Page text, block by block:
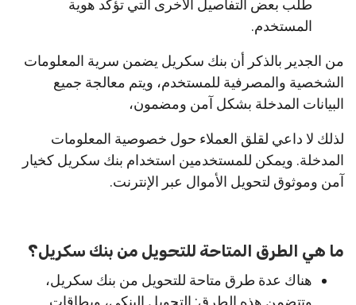
طلب بعض التفاصيل الأخرى التي تؤكد هوية
المستخدم.
من الجدير بالذكر أن بنك سكريل يضمن سرية المعلومات
الشخصية والمصرفية للمستخدم، ويتم معالجة جميع
البيانات المدخلة بشكل آمن ومضمون،
لذلك لا داعي لقلق العملاء حول خصوصية المعلومات
المدخلة. ويمكن للمستخدمين استخدام بنك سكريل كخيار
آمن وموثوق لتحويل الأموال عبر الإنترنت.
ما هي الطرق المتاحة للتحويل من بنك سكريل؟
هناك عدة طرق متاحة للتحويل من بنك سكريل،
وتتضمن هذه الطرق: التحويل البنكي، وبطاقات